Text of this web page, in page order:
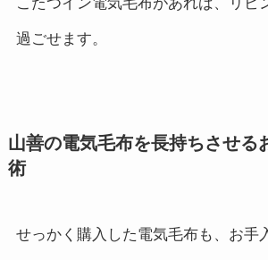
過ごせます。
山善の電気毛布を長持ちさせる
術
せっかく購入した電気毛布も、お手